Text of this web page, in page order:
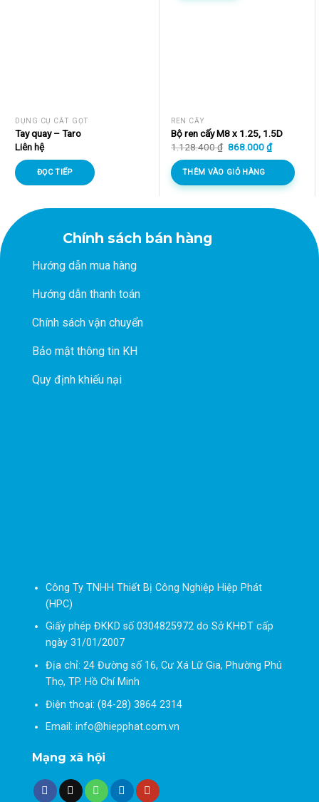
DỤNG CỤ CẮT GỌT
Tay quay – Taro
Liên hệ
ĐỌC TIẾP
REN CẤY
Bộ ren cấy M8 x 1.25, 1.5D
1.128.400₫ Giá
1.128.400 ₫.
868.000₫Giá
hiện
868.000 ₫.
THÊM VÀO GIỎ HÀNG
Chính sách bán hàng
Hướng dẫn mua hàng
Hướng dẫn thanh toán
Chính sách vận chuyển
Bảo mật thông tin KH
Quy định khiếu nại
Công Ty TNHH Thiết Bị Công Nghiệp Hiệp Phát
(HPC)
Giấy phép ĐKKD số 0304825972 do Sở KHĐT cấp
ngày 31/01/2007
Địa chỉ: 24 Đường số 16, Cư Xá Lữ Gia, Phường Phú
Thọ, TP. Hồ Chí Minh
Điện thoại: (84-28) 3864 2314
Email: info@hiepphat.com.vn
Mạng xã hội